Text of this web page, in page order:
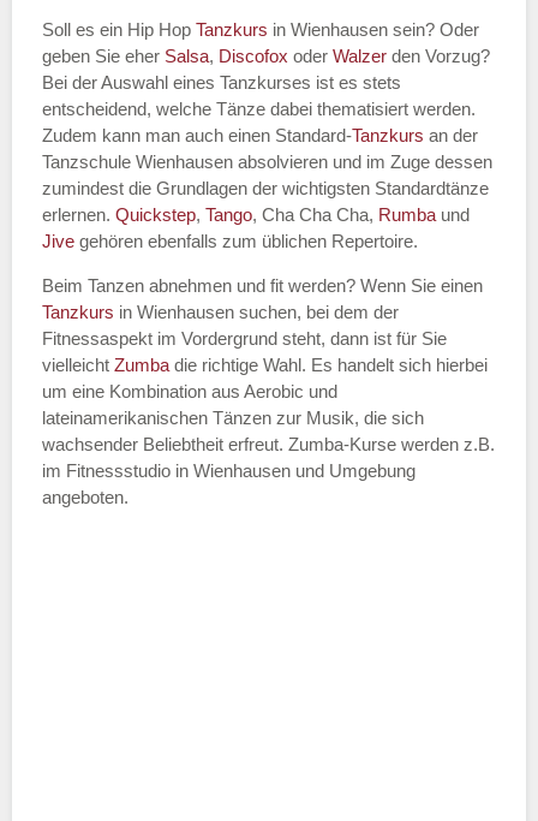
Name des Tanzkurs*
Tanzart*
Soll es ein Hip Hop Tanzkurs in Wienhausen sein? Oder
geben Sie eher Salsa, Discofox oder Walzer den Vorzug?
Bei der Auswahl eines Tanzkurses ist es stets
entscheidend, welche Tänze dabei thematisiert werden.
Zudem kann man auch einen Standard-Tanzkurs an der
Tanzschule Wienhausen absolvieren und im Zuge dessen
zumindest die Grundlagen der wichtigsten Standardtänze
erlernen. Quickstep, Tango, Cha Cha Cha, Rumba und
Jive gehören ebenfalls zum üblichen Repertoire.
Beim Tanzen abnehmen und fit werden? Wenn Sie einen
Tanzkurs in Wienhausen suchen, bei dem der
Fitnessaspekt im Vordergrund steht, dann ist für Sie
vielleicht Zumba die richtige Wahl. Es handelt sich hierbei
um eine Kombination aus Aerobic und
lateinamerikanischen Tänzen zur Musik, die sich
wachsender Beliebtheit erfreut. Zumba-Kurse werden z.B.
im Fitnessstudio in Wienhausen und Umgebung
angeboten.